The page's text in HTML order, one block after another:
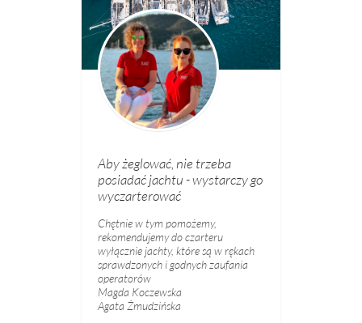
Aby żeglować, nie trzeba
posiadać jachtu - wystarczy go
wyczarterować
Chętnie w tym pomożemy,
rekomendujemy do czarteru
wyłącznie jachty, które są w rękach
sprawdzonych i godnych zaufania
operatorów
Magda Koczewska
Agata Żmudzińska